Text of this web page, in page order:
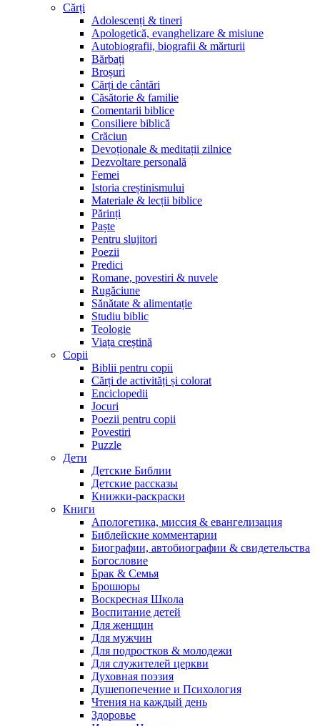
Cărți
Adolescenți & tineri
Apologetică, evanghelizare & misiune
Autobiografii, biografii & mărturii
Bărbați
Broșuri
Cărți de cântări
Căsătorie & familie
Comentarii biblice
Consiliere biblică
Crăciun
Devoționale & meditații zilnice
Dezvoltare personală
Femei
Istoria creștinismului
Materiale & lecții biblice
Părinți
Paște
Pentru slujitori
Poezii
Predici
Romane, povestiri & nuvele
Rugăciune
Sănătate & alimentație
Studiu biblic
Teologie
Viața creștină
Copii
Biblii pentru copii
Cărți de activități și colorat
Enciclopedii
Jocuri
Poezii pentru copii
Povestiri
Puzzle
Дети
Детские Библии
Детские рассказы
Книжки-раскраски
Книги
Апологетика, миссия & евангелизация
Библейские комментарии
Биографии, автобиографии & свидетельства
Богословие
Брак & Семья
Брошюры
Воскресная Школа
Воспитание детей
Для женщин
Для мужчин
Для подростков & молодежи
Для служителей церкви
Духовная поэзия
Душепопечение и Психология
Чтения на каждый день
Здоровье